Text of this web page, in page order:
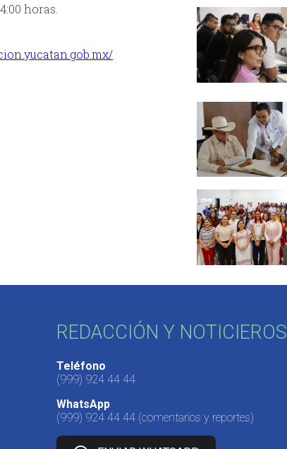
horas.
REDACCIÓN Y NOTICIEROS
Teléfono
(999) 924 44 44
WhatsApp
(999) 924 44 44 (comentarios y reportes)